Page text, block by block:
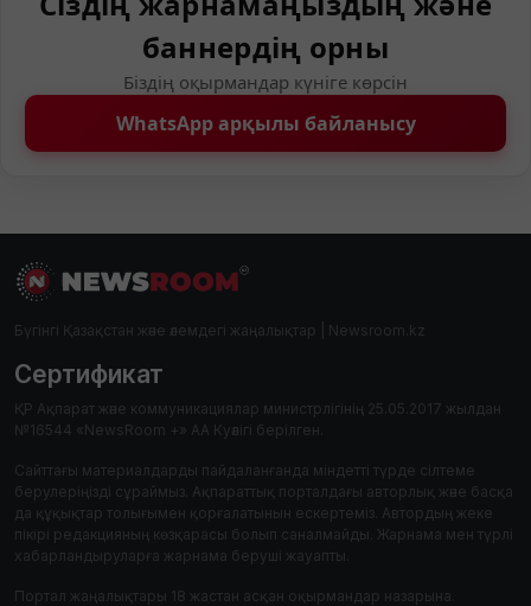
баннердің орны
Біздің оқырмандар күніге көрсін
WhatsApp арқылы байланысу
Бүгінгі Қазақстан және әлемдегі жаңалықтар | Newsroom.kz
Сертификат
ҚР Ақпарат және коммуникациялар министрлігінің 25.05.2017 жылдан
№16544 «NewsRoom +» АА Куәлігі берілген.
Сайттағы материалдарды пайдаланғанда міндетті түрде сілтеме
берулеріңізді сұраймыз. Ақпараттық порталдағы авторлық және басқа
да құқықтар толығымен қорғалатынын ескертеміз. Автордың жеке
пікірі редакцияның көзқарасы болып саналмайды. Жарнама мен түрлі
хабарландыруларға жарнама беруші жауапты.
Портал жаңалықтары 18 жастан асқан оқырмандар назарына.